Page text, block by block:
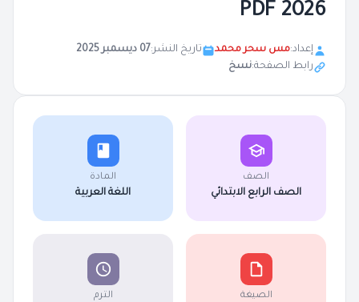
2026 PDF
إعداد:مس سحر محمد تاريخ النشر:07 ديسمبر 2025
رابط الصفحة:نسخ
الصف
الصف الرابع الابتدائي
المادة
اللغة العربية
الصيغة الترم